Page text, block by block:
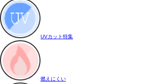
UVカット特集
燃えにくい